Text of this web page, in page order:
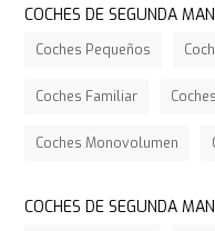
COCHES DE SEGUNDA
Coches Pequeños
Coches Familiar
Coches Monovolumen
COCHES DE SEGUNDA